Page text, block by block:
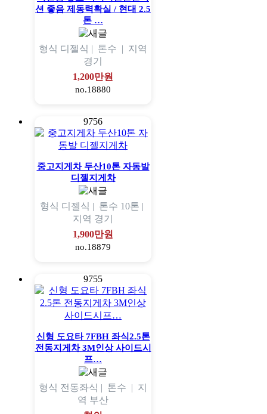
션 좋음 제동력확실 / 현대 2.5
톤 …
형식 디젤식 | 톤수 | 지역
경기
1,200만원
no.18880
9756
중고지게차 두산10톤 자동발
디젤지게차
형식 디젤식 | 톤수 10톤 |
지역 경기
1,900만원
no.18879
9755
신형 도요타 7FBH 좌식2.5톤
전동지게차 3M인상 사이드시
프…
형식 전동좌식 | 톤수 | 지
역 부산